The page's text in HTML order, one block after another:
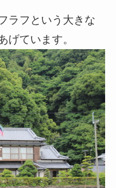
ラフという大きな
げています。